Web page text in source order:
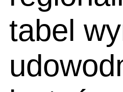
tabel